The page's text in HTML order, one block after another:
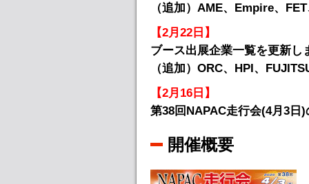
（追加）AME、Empire、
【2月22日】
ブース出展企業一覧を更新し
（追加）ORC、HPI、
【2月16日】
第38回NAPAC走行会(4月3日
開催概要